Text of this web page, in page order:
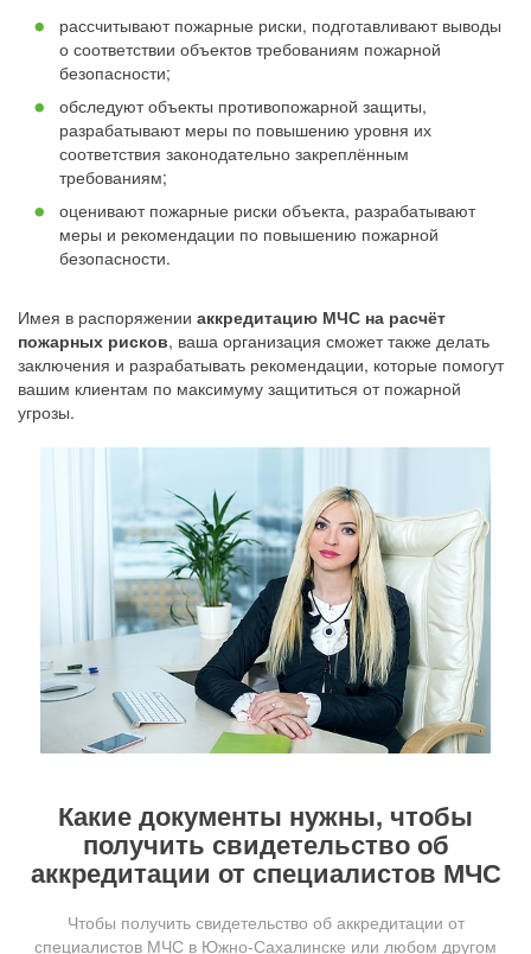
рассчитывают пожарные риски, подготавливают выводы
о соответствии объектов требованиям пожарной
безопасности;
обследуют объекты противопожарной защиты,
разрабатывают меры по повышению уровня их
соответствия законодательно закреплённым
требованиям;
оценивают пожарные риски объекта, разрабатывают
меры и рекомендации по повышению пожарной
безопасности.
Имея в распоряжении аккредитацию МЧС на расчёт
пожарных рисков, ваша организация сможет также делать
заключения и разрабатывать рекомендации, которые помогут
вашим клиентам по максимуму защититься от пожарной
угрозы.
Какие документы нужны, чтобы
получить свидетельство об
аккредитации от специалистов МЧС
Чтобы получить свидетельство об аккредитации от
специалистов МЧС в Южно-Сахалинске или любом другом